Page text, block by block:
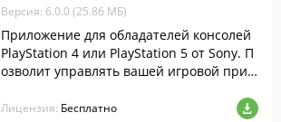
Версия: 6.0.0 (25.86 МБ)
Приложение для обладателей консолей
PlayStation 4 или PlayStation 5 от Sony. П
озволит управлять вашей игровой прис
на экране смартфона.
Лицензия: Бесплатно